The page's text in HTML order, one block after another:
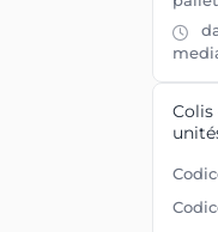
Colis